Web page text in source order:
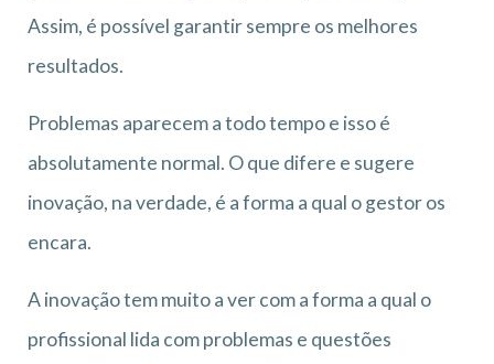
Assim, é possível garantir sempre os melhores
resultados.
Problemas aparecem a todo tempo e isso é
absolutamente normal. O que difere e sugere
inovação, na verdade, é a forma a qual o gestor os
encara.
A inovação tem muito a ver com a forma a qual o
profissional lida com problemas e questões